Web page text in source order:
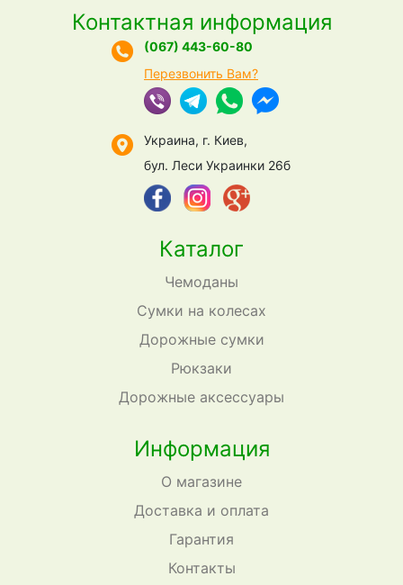
Каталог
Чемоданы
Сумки на колесах
Дорожные сумки
Рюкзаки
Дорожные аксессуары
Информация
О магазине
Доставка и оплата
Гарантия
Контакты
Контактная информация
(067) 443-60-80
Перезвонить Вам?
Украина, г. Киев,
бул. Леси Украинки 26б